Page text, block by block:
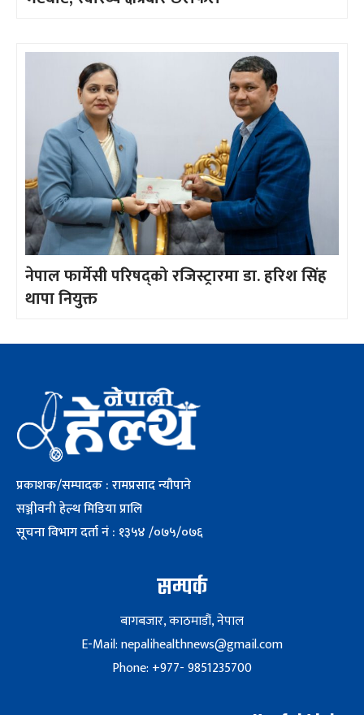
नेपाल फार्मेसी परिषद्को रजिस्ट्रारमा डा. हरिश सिंह
थापा नियुक्त
प्रकाशक/सम्पादक : रामप्रसाद न्यौपाने
सञ्जीवनी हेल्थ मिडिया प्रालि
सूचना विभाग दर्ता नं : १३५४ /०७५/०७६
सम्पर्क
बागबजार, काठमाडौं, नेपाल
E-Mail: nepalihealthnews@gmail.com
Phone: +977- 9851235700